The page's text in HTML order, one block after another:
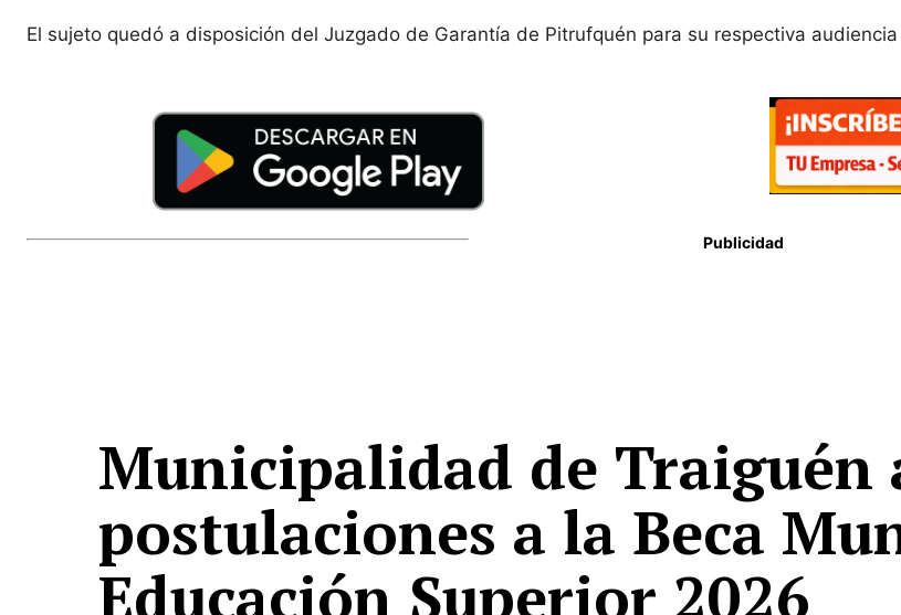
El sujeto quedó a disposición del Juzgado de Garantía de Pitrufquén para su respectiva
Publicidad